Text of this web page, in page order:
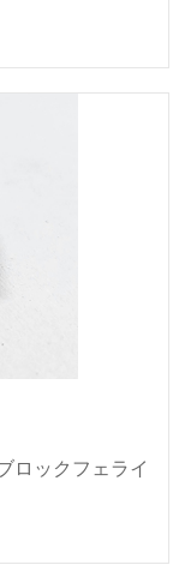
ロックフェライ